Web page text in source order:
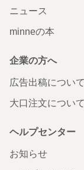
ニュース
minneの本
企業の方へ
広告出稿について
大口注文について
ヘルプセンター
お知らせ